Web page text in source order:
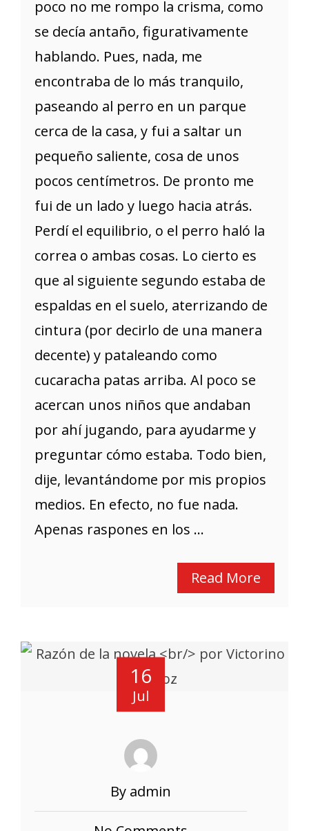
poco no me rompo la crisma, como
se decía antaño, figurativamente
hablando. Pues, nada, me
encontraba de lo más tranquilo,
paseando al perro en un parque
cerca de la casa, y fui a saltar un
pequeño saliente, cosa de unos
pocos centímetros. De pronto me
fui de un lado y luego hacia atrás.
Perdí el equilibrio, o el perro haló la
correa o ambas cosas. Lo cierto es
que al siguiente segundo estaba de
espaldas en el suelo, aterrizando de
cintura (por decirlo de una manera
decente) y pataleando como
cucaracha patas arriba. Al poco se
acercan unos niños que andaban
por ahí jugando, para ayudarme y
preguntar cómo estaba. Todo bien,
dije, levantándome por mis propios
medios. En efecto, no fue nada.
Apenas raspones en los ...
Read More
16
Jul
By admin